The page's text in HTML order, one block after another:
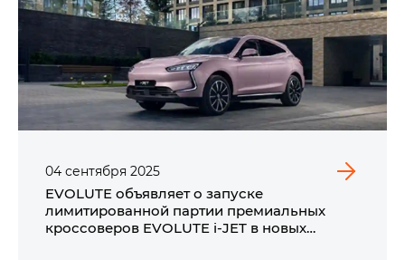
04 сентября 2025
EVOLUTE объявляет о запуске
лимитированной партии премиальных
кроссоверов EVOLUTE i‑JET в новых